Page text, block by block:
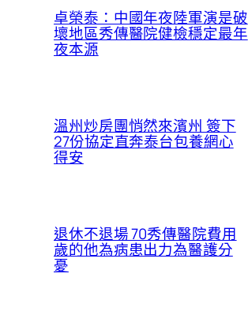
卓榮泰：中國年夜陸軍演是破
壞地區秀傳醫院健檢穩定最年
夜本源
溫州炒房團悄然來濱州 簽下
27份協定直奔泰台包養網心
得安
退休不退場 70秀傳醫院費用
歲的他為病患出力為醫護分
憂